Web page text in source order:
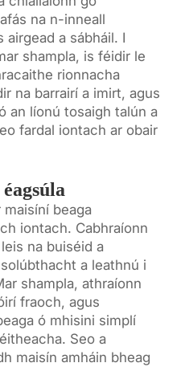
na n-inneall
airgead a sábháil. I
shampla, is féidir le
rionnacha
na barrairí a imirt, agus
an líonú tosaigh talún a
fardal iontach ar obair
beaga
iontach. Cabhraíonn
na buiséid a
a leathnú i
shampla, athraíonn
fraoch, agus
ó mhisini simplí
Seo a
maisín amháin bheag